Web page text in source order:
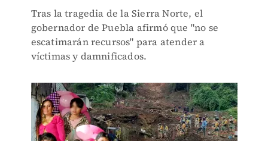
Tras la tragedia de la Sierra Norte, el
gobernador de Puebla afirmó que "no se
escatimarán recursos" para atender a
víctimas y damnificados.